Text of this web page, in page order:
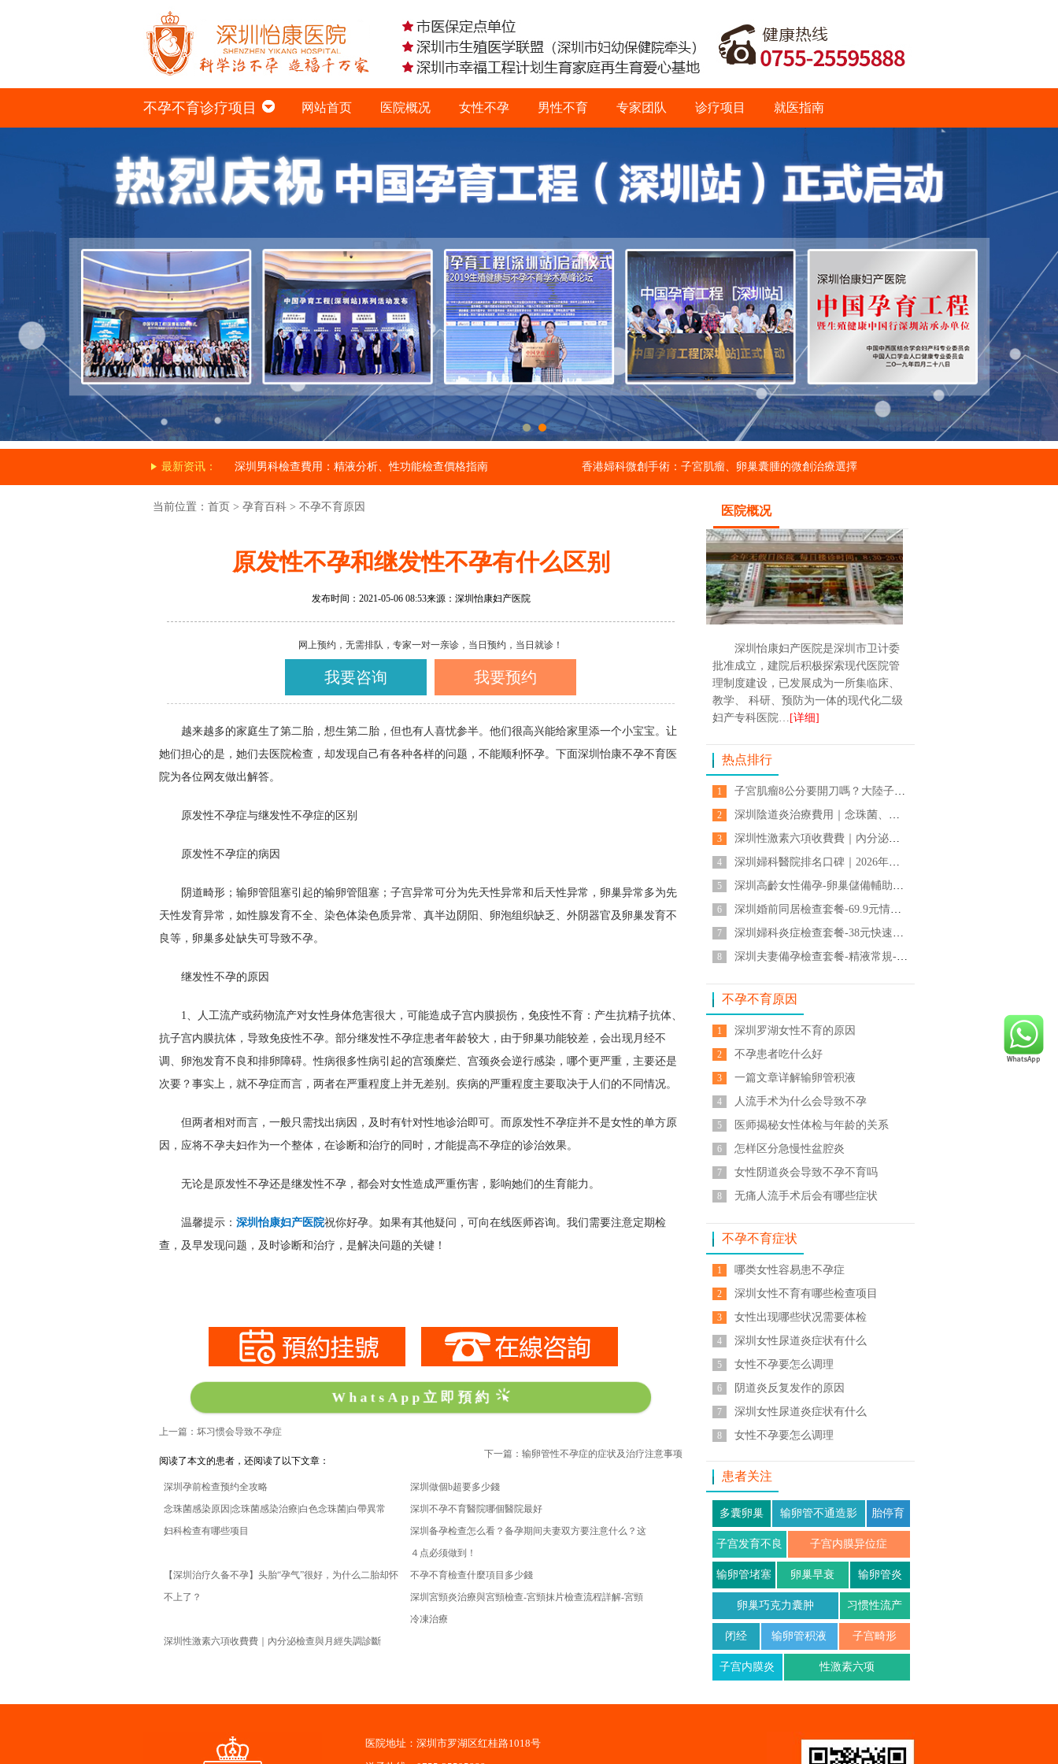
不孕不育诊疗项目 网站首页 医院概况 女性不孕 男性不育 专家团队 诊疗项目 就医指南
最新资讯： 深圳男科檢查費用：精液分析、性功能檢查價格指南 香港婦科微創手術：子宮肌瘤、卵巢囊腫的微創治療選擇
当前位置： 首页 > 孕育百科 > 不孕不育原因
原发性不孕和继发性不孕有什么区别
发布时间：2021-05-06 08:53来源：深圳怡康妇产医院
网上预约，无需排队，专家一对一亲诊，当日预约，当日就诊！
我要咨询 我要预约
越来越多的家庭生了第二胎，想生第二胎，但也有人喜忧参半。他们很高兴能给家里添一个小宝宝。让
她们担心的是，她们去医院检查，却发现自己有各种各样的问题，不能顺利怀孕。下面深圳怡康不孕不育医
院为各位网友做出解答。
原发性不孕症与继发性不孕症的区别
原发性不孕症的病因
阴道畸形；输卵管阻塞引起的输卵管阻塞；子宫异常可分为先天性异常和后天性异常，卵巢异常多为先
天性发育异常，如性腺发育不全、染色体染色质异常、真半边阴阳、卵泡组织缺乏、外阴器官及卵巢发育不
良等，卵巢多处缺失可导致不孕。
继发性不孕的原因
1、人工流产或药物流产对女性身体危害很大，可能造成子宫内膜损伤，免疫性不育：产生抗精子抗体、
抗子宫内膜抗体，导致免疫性不孕。部分继发性不孕症患者年龄较大，由于卵巢功能较差，会出现月经不
调、卵泡发育不良和排卵障碍。性病很多性病引起的宫颈糜烂、宫颈炎会逆行感染，哪个更严重，主要还是
次要？事实上，就不孕症而言，两者在严重程度上并无差别。疾病的严重程度主要取决于人们的不同情况。
但两者相对而言，一般只需找出病因，及时有针对性地诊治即可。而原发性不孕症并不是女性的单方原
因，应将不孕夫妇作为一个整体，在诊断和治疗的同时，才能提高不孕症的诊治效果。
无论是原发性不孕还是继发性不孕，都会对女性造成严重伤害，影响她们的生育能力。
温馨提示： 深圳怡康妇产医院祝你好孕。如果有其他疑问，可向在线医师咨询。我们需要注意定期检
查，及早发现问题，及时诊断和治疗，是解决问题的关键！
WhatsApp立即預約
上一篇：坏习惯会导致不孕症
下一篇：输卵管性不孕症的症状及治疗注意事项
阅读了本文的患者，还阅读了以下文章：
深圳孕前检查预约全攻略
深圳做個b超要多少錢
念珠菌感染原因|念珠菌感染治療|白色念珠菌|白帶異常
深圳不孕不育醫院哪個醫院最好
妇科检查有哪些项目
深圳备孕检查怎么看？备孕期间夫妻双方要注意什么？这
４点必须做到！
【深圳治疗久备不孕】头胎“孕气”很好，为什么二胎却怀
不上了？
不孕不育檢查什麼項目多少錢
深圳宮頸炎治療與宮頸檢查-宮頸抹片檢查流程詳解-宮頸
冷凍治療
深圳性激素六項收費費｜內分泌檢查與月經失調診斷
医院概况
深圳怡康妇产医院是深圳市卫计委
批准成立，建院后积极探索现代医院管
理制度建设，已发展成为一所集临床、
教学、 科研、预防为一体的现代化二级
妇产专科医院… [详细]
热点排行
1 子宮肌瘤8公分要開刀嗎？大陸子宮肌瘤手術費用與治療醫院推薦
2 深圳陰道炎治療費用｜念珠菌、細菌性陰道炎收費
3 深圳性激素六項收費費｜內分泌檢查與月經失調診斷
4 深圳婦科醫院排名口碑｜2026年港人推薦婦產醫院-婦科檢查
5 深圳高齡女性備孕-卵巢儲備輔助生殖-高齡懷孕風險
6 深圳婚前同居檢查套餐-69.9元情侶健康篩查-婚前體檢-孕前準備
7 深圳婦科炎症檢查套餐-38元快速診斷白帶異常陰道痕癢-陰道分泌物分析
8 深圳夫妻備孕檢查套餐-精液常規-性激素六項-優生五項-生育力評估
不孕不育原因
1 深圳罗湖女性不育的原因
2 不孕患者吃什么好
3 一篇文章详解输卵管积液
4 人流手术为什么会导致不孕
5 医师揭秘女性体检与年龄的关系
6 怎样区分急慢性盆腔炎
7 女性阴道炎会导致不孕不育吗
8 无痛人流手术后会有哪些症状
不孕不育症状
1 哪类女性容易患不孕症
2 深圳女性不育有哪些检查项目
3 女性出现哪些状况需要体检
4 深圳女性尿道炎症状有什么
5 女性不孕要怎么调理
6 阴道炎反复发作的原因
7 深圳女性尿道炎症状有什么
8 女性不孕要怎么调理
患者关注
多囊卵巢 输卵管不通造影 胎停育
子宫发育不良 子宫内膜异位症
输卵管堵塞 卵巢早衰 输卵管炎
卵巢巧克力囊肿 习惯性流产
闭经 输卵管积液 子宫畸形
子宫内膜炎 性激素六项
医院地址：深圳市罗湖区红桂路1018号